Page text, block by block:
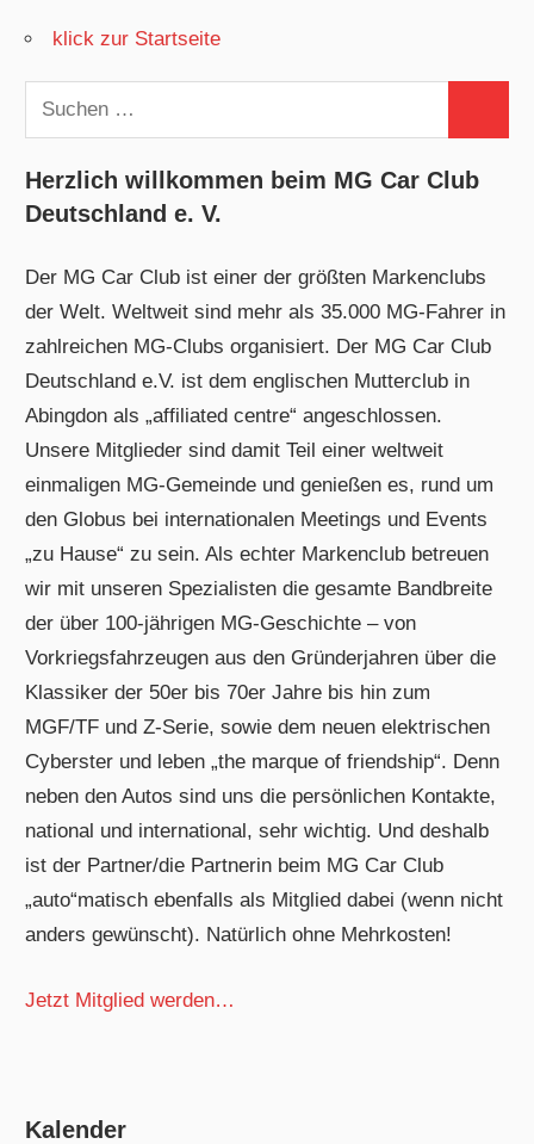
klick zur Startseite
Suchen
nach:
Herzlich willkommen beim MG Car Club
Deutschland e. V.
Der MG Car Club ist einer der größten Markenclubs
der Welt. Weltweit sind mehr als 35.000 MG-Fahrer in
zahlreichen MG-Clubs organisiert. Der MG Car Club
Deutschland e.V. ist dem englischen Mutterclub in
Abingdon als „affiliated centre“ angeschlossen.
Unsere Mitglieder sind damit Teil einer weltweit
einmaligen MG-Gemeinde und genießen es, rund um
den Globus bei internationalen Meetings und Events
„zu Hause“ zu sein. Als echter Markenclub betreuen
wir mit unseren Spezialisten die gesamte Bandbreite
der über 100-jährigen MG-Geschichte – von
Vorkriegsfahrzeugen aus den Gründerjahren über die
Klassiker der 50er bis 70er Jahre bis hin zum
MGF/TF und Z-Serie, sowie dem neuen elektrischen
Cyberster und leben „the marque of friendship“. Denn
neben den Autos sind uns die persönlichen Kontakte,
national und international, sehr wichtig. Und deshalb
ist der Partner/die Partnerin beim MG Car Club
„auto“matisch ebenfalls als Mitglied dabei (wenn nicht
anders gewünscht). Natürlich ohne Mehrkosten!
Jetzt Mitglied werden…
Kalender